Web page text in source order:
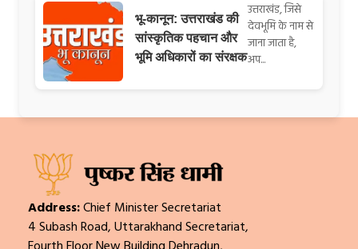
भू-कानून: उत्तराखंड की
सांस्कृतिक पहचान और
भूमि अधिकारों का संरक्षक
उत्तराखंड, जिसे
देवभूमि के नाम से
जाना जाता है,
अप...
Address:Chief Minister Secretariat
4 Subash Road, Uttarakhand Secretariat,